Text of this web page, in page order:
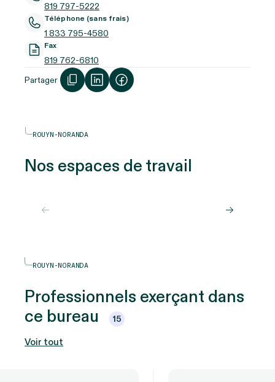
819 797-5222
Téléphone (sans frais)
1 833 795-4580
Fax
819 762-6810
Partager
ROUYN-NORANDA
Nos espaces de travail
ROUYN-NORANDA
Professionnels exerçant dans
ce bureau
15
Voir tout